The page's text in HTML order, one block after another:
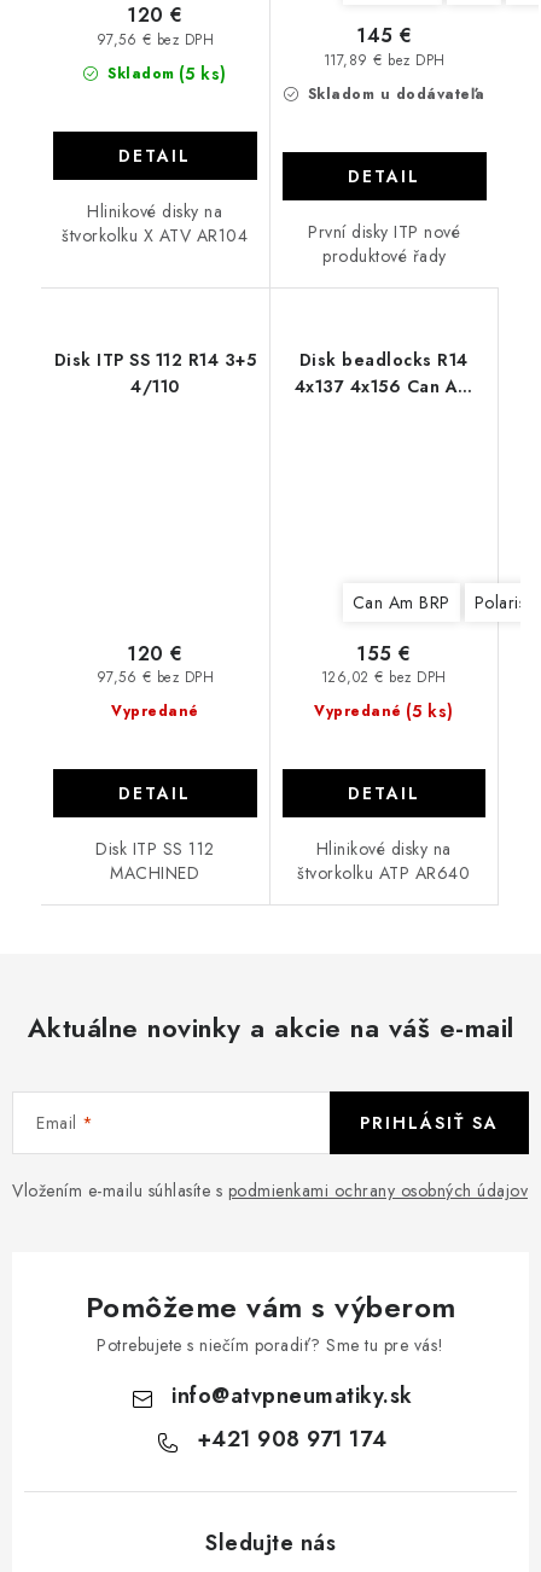
Skladom (5 ks)
97,56 € bez DPH
120 €
DETAIL
Hlinikové disky na
štvorkolku X ATV AR104
Skladom u dodávateľa
117,89 € bez DPH
145 €
DETAIL
První disky ITP nové
produktové řady
Disk ITP SS 112 R14 3+5
4/110
Vypredané
97,56 € bez DPH
120 €
DETAIL
Disk ITP SS 112
MACHINED
Disk beadlocks R14
4x137 4x156 Can Am
Can Am BRP Polaris
Vypredané (5 ks)
126,02 € bez DPH
155 €
DETAIL
Hlinikové disky na
štvorkolku ATP AR640
Aktuálne novinky a akcie na váš e-mail
Email
Vložením e-mailu súhlasíte s podmienkami ochrany osobných údajov
PRIHLÁSIŤ SA
Pomôžeme vám s výberom
Potrebujete s niečím poradiť? Sme tu pre vás!
info@atvpneumatiky.sk
+421 908 971 174